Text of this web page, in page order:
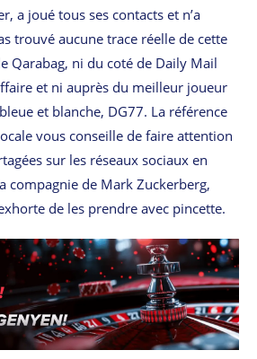
a joué tous ses contacts et n’a
trouvé aucune trace réelle de cette
Qarabag, ni du coté de Daily Mail
et ni auprès du meilleur joueur
et blanche, DG77. La référence
vous conseille de faire attention
sur les réseaux sociaux en
compagnie de Mark Zuckerberg,
de les prendre avec pincette.